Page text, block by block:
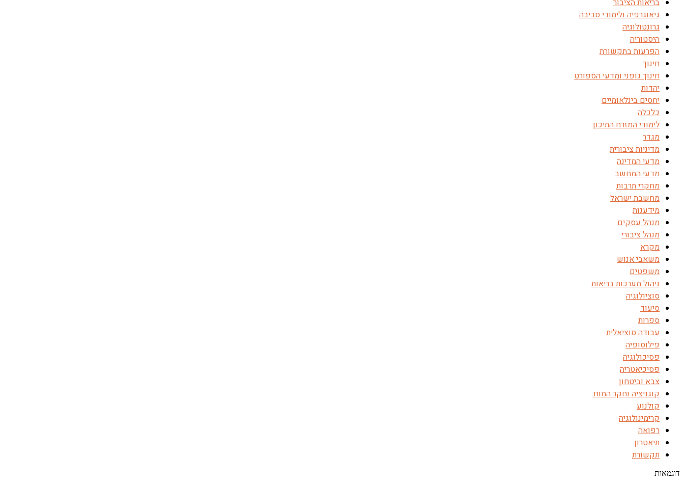
בריאות הציבור
גיאוגרפיה ולימודי סביבה
גרונטולוגיה
היסטוריה
הפרעות בתקשורת
חינוך
חינוך גופני ומדעי הספורט
יהדות
יחסים בינלאומיים
כלכלה
לימודי המזרח התיכון
מגדר
מדיניות ציבורית
מדעי המדינה
מדעי המחשב
מחקרי תרבות
מחשבת ישראל
מידענות
מנהל עסקים
מנהל ציבורי
מקרא
משאבי אנוש
משפטים
ניהול מערכות בריאות
סוציולוגיה
סיעוד
ספרות
עבודה סוציאלית
פילוסופיה
פסיכולוגיה
פסיכיאטריה
צבא וביטחון
קוגניציה וחקר המוח
קולנוע
קרימינולוגיה
רפואה
תיאטרון
תקשורת
דוגמאות